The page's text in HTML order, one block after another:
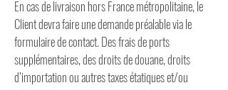
En cas de livraison hors France métropolitaine, le
Client devra faire une demande préalable via le
formulaire de contact. Des frais de ports
supplémentaires, des droits de douane, droits
d’importation ou autres taxes étatiques et/ou